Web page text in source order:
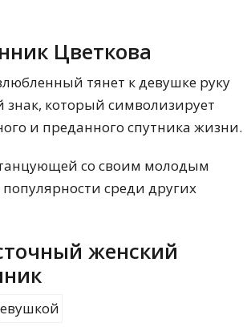
Цветкова
тянет к девушке руку
который символизирует
и преданного спутника жизни.
со своим молодым
среди других
женский